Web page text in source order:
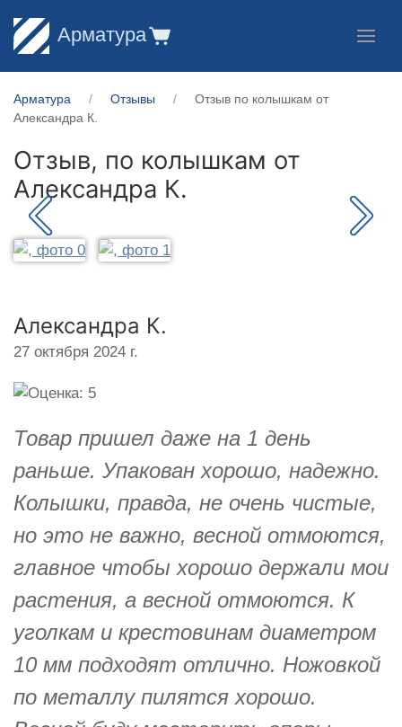
Арматура
Арматура Отзывы
Отзыв по колышкам от
Александра К.
Отзыв, по колышкам от
Александра К.
Александра К.
27 октября 2024 г.
Товар пришел даже на 1 день
раньше. Упакован хорошо, надежно.
Колышки, правда, не очень чистые,
но это не важно, весной отмоются,
главное чтобы хорошо держали мои
растения, а весной отмоются. К
уголкам и крестовинам диаметром
10 мм подходят отлично. Ножовкой
по металлу пилятся хорошо.